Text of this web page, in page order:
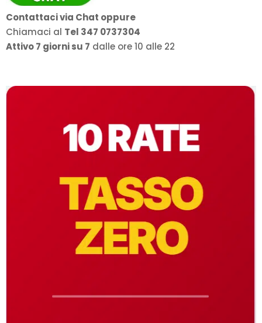
Contattaci via Chat oppure
Chiamaci al Tel 347 0737304
Attivo 7 giorni su 7 dalle ore 10 alle 22